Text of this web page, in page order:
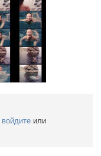
войдите или